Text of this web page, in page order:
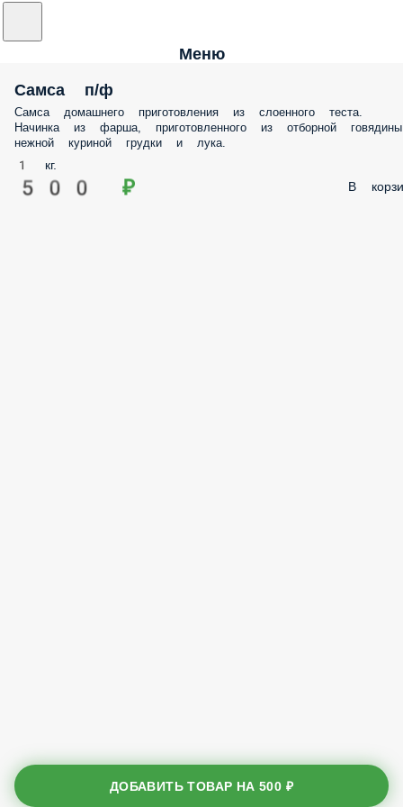
Меню
Самса п/ф
Самса домашнего приготовления из слоенного теста.
Начинка из фарша, приготовленного из отборной
нежной куриной грудки и лука.
1 кг.
500 ₽ В
ДОБАВИТЬ ТОВАР НА500 ₽